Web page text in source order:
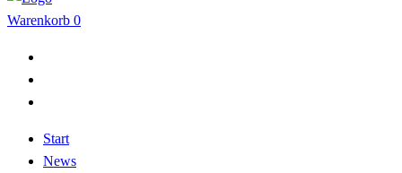
Warenkorb 0
Start
News